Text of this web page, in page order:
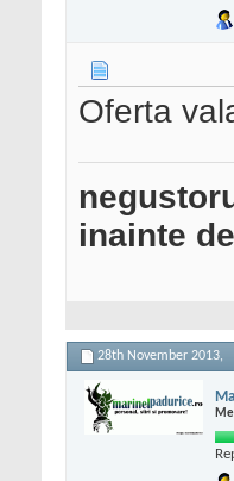
Oferta
inainte
28th November 2013,